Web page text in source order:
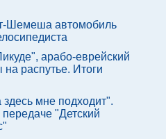
Шемеша автомобиль
арабо-еврейский
распутье. Итоги
мне подходит".
"Детский